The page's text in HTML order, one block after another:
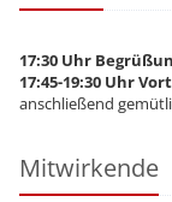
17:30 Uhr
17:45-19:30 Uhr
anschließend
Mitwirkende